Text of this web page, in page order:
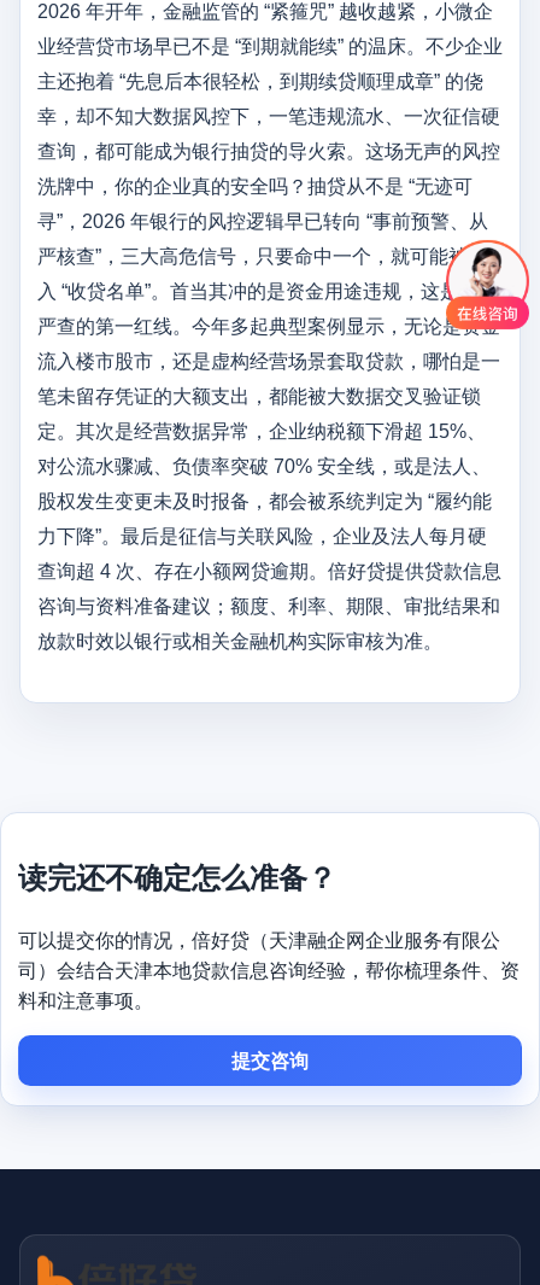
2026 年开年，金融监管的 “紧箍咒” 越收越紧，小微企
业经营贷市场早已不是 “到期就能续” 的温床。不少企业
主还抱着 “先息后本很轻松，到期续贷顺理成章” 的侥
幸，却不知大数据风控下，一笔违规流水、一次征信硬
查询，都可能成为银行抽贷的导火索。这场无声的风控
洗牌中，你的企业真的安全吗？抽贷从不是 “无迹可
寻”，2026 年银行的风控逻辑早已转向 “事前预警、从
严核查”，三大高危信号，只要命中一个，就可能被列
入 “收贷名单”。首当其冲的是资金用途违规，这是监管
严查的第一红线。今年多起典型案例显示，无论是资金
流入楼市股市，还是虚构经营场景套取贷款，哪怕是一
笔未留存凭证的大额支出，都能被大数据交叉验证锁
定。其次是经营数据异常，企业纳税额下滑超 15%、
对公流水骤减、负债率突破 70% 安全线，或是法人、
股权发生变更未及时报备，都会被系统判定为 “履约能
力下降”。最后是征信与关联风险，企业及法人每月硬
查询超 4 次、存在小额网贷逾期。倍好贷提供贷款信息
咨询与资料准备建议；额度、利率、期限、审批结果和
放款时效以银行或相关金融机构实际审核为准。
读完还不确定怎么准备？
可以提交你的情况，倍好贷（天津融企网企业服务有限公
司）会结合天津本地贷款信息咨询经验，帮你梳理条件、资
料和注意事项。
提交咨询